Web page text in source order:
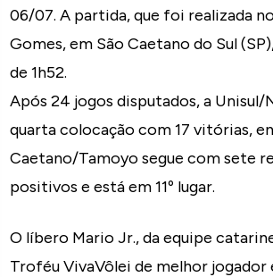
06/07. A partida, que foi realizada
Gomes, em São Caetano do Sul
de 1h52.
Após 24 jogos disputados, a Unisul/
quarta colocação com 17 vitórias,
Caetano/Tamoyo segue com sete
positivos e está em 11º lugar.
O líbero Mario Jr., da equipe
Troféu VivaVôlei de melhor jogador